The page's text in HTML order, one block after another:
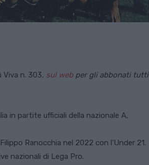
Viva n. 303, sul web per gli abbonati tutti
in partite ufficiali della nazionale A,
Ranocchia nel 2022 con l’Under 21.
nazionali di Lega Pro.